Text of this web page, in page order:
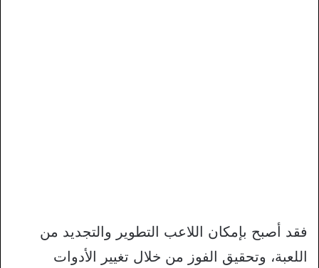
فقد أصبح بإمكان اللاعب التطوير والتجديد من
اللعبة، وتحقيق الفوز من خلال تغيير الأدوات